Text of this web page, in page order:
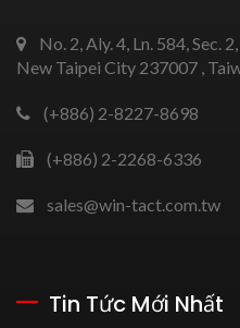
No. 2, Aly. 4, Ln. 584, Sec.
New Taipei City 237007 ,
(+886) 2-8227-8698
(+886) 2-2268-6336
sales@win-tact.com.tw
Tin Tức Mới Nhất